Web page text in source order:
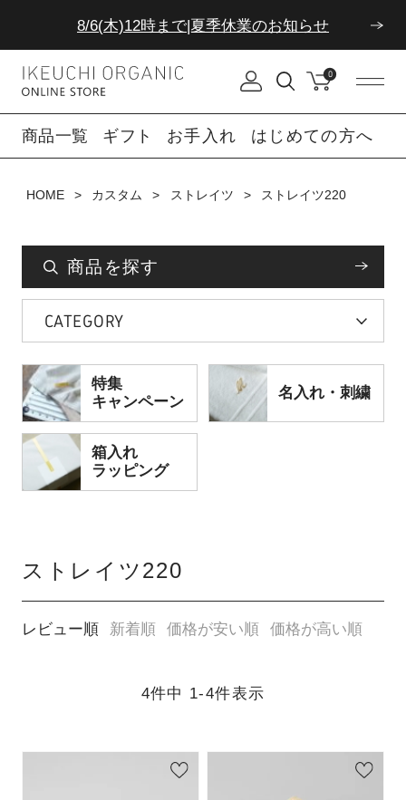
8/6(木)12時まで|夏季休業のお知らせ
8/6(木)12時まで|夏季休業のお知らせ
0
商品一覧 ギフト お手入れ はじめての方へ
HOME カスタム ストレイツ ストレイツ220
商品を探す
CATEGORY
特集
キャンペーン
名入れ・刺繍
箱入れ
ラッピング
ストレイツ220
レビュー順 新着順 価格が安い順 価格が高い順
4件中 1-4件表示